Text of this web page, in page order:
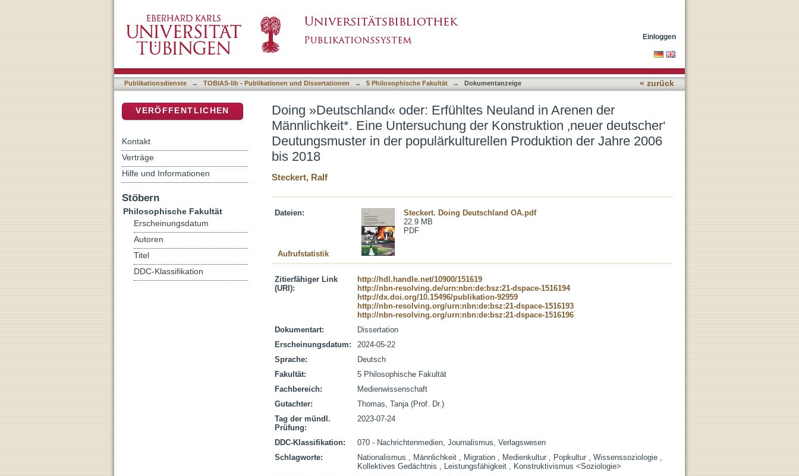
Konstruktion ‚neuer deutscher‘ Deutungsmuster in der populärkulturellen Produktion der Jahre
2006 bis 2018
Einloggen
Publikationsdienste → TOBIAS-lib - Publikationen und Dissertationen → 5 Philosophische Fakultät → Dokumentanzeige « zurück
Doing »Deutschland« oder: Erfühltes Neuland in Arenen der
Männlichkeit*. Eine Untersuchung der Konstruktion ‚neuer deutscher‘
Deutungsmuster in der populärkulturellen Produktion der Jahre 2006
bis 2018
Steckert, Ralf
Dateien:
Steckert. Doing Deutschland OA.pdf
22.9 MB
PDF
Aufrufstatistik
Zitierfähiger Link
(URI):
http://hdl.handle.net/10900/151619
http://nbn-resolving.de/urn:nbn:de:bsz:21-dspace-1516194
http://dx.doi.org/10.15496/publikation-92959
http://nbn-resolving.org/urn:nbn:de:bsz:21-dspace-1516193
http://nbn-resolving.org/urn:nbn:de:bsz:21-dspace-1516196
Dokumentart:
Dissertation
Erscheinungsdatum:
2024-05-22
Sprache:
Deutsch
Fakultät:
5 Philosophische Fakultät
Fachbereich:
Medienwissenschaft
Gutachter:
Thomas, Tanja (Prof. Dr.)
Tag der mündl.
Prüfung:
2023-07-24
DDC-Klassifikation:
070 - Nachrichtenmedien, Journalismus, Verlagswesen
Schlagworte:
Nationalismus , Männlichkeit , Migration , Medienkultur , Popkultur , Wissenssoziologie ,
Kollektives Gedächtnis , Leistungsfähigkeit , Konstruktivismus <Soziologie>
VERÖFFENTLICHEN
Kontakt
Verträge
Hilfe und Informationen
Stöbern
Philosophische Fakultät
Erscheinungsdatum
Autoren
Titel
DDC-Klassifikation